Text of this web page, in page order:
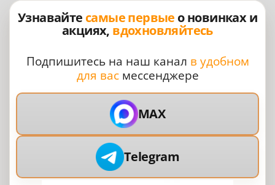
Узнавайте самые первые о новинках и
акциях, вдохновляйтесь
Подпишитесь на наш канал в удобном
для васмессенджере
MAX
Telegram